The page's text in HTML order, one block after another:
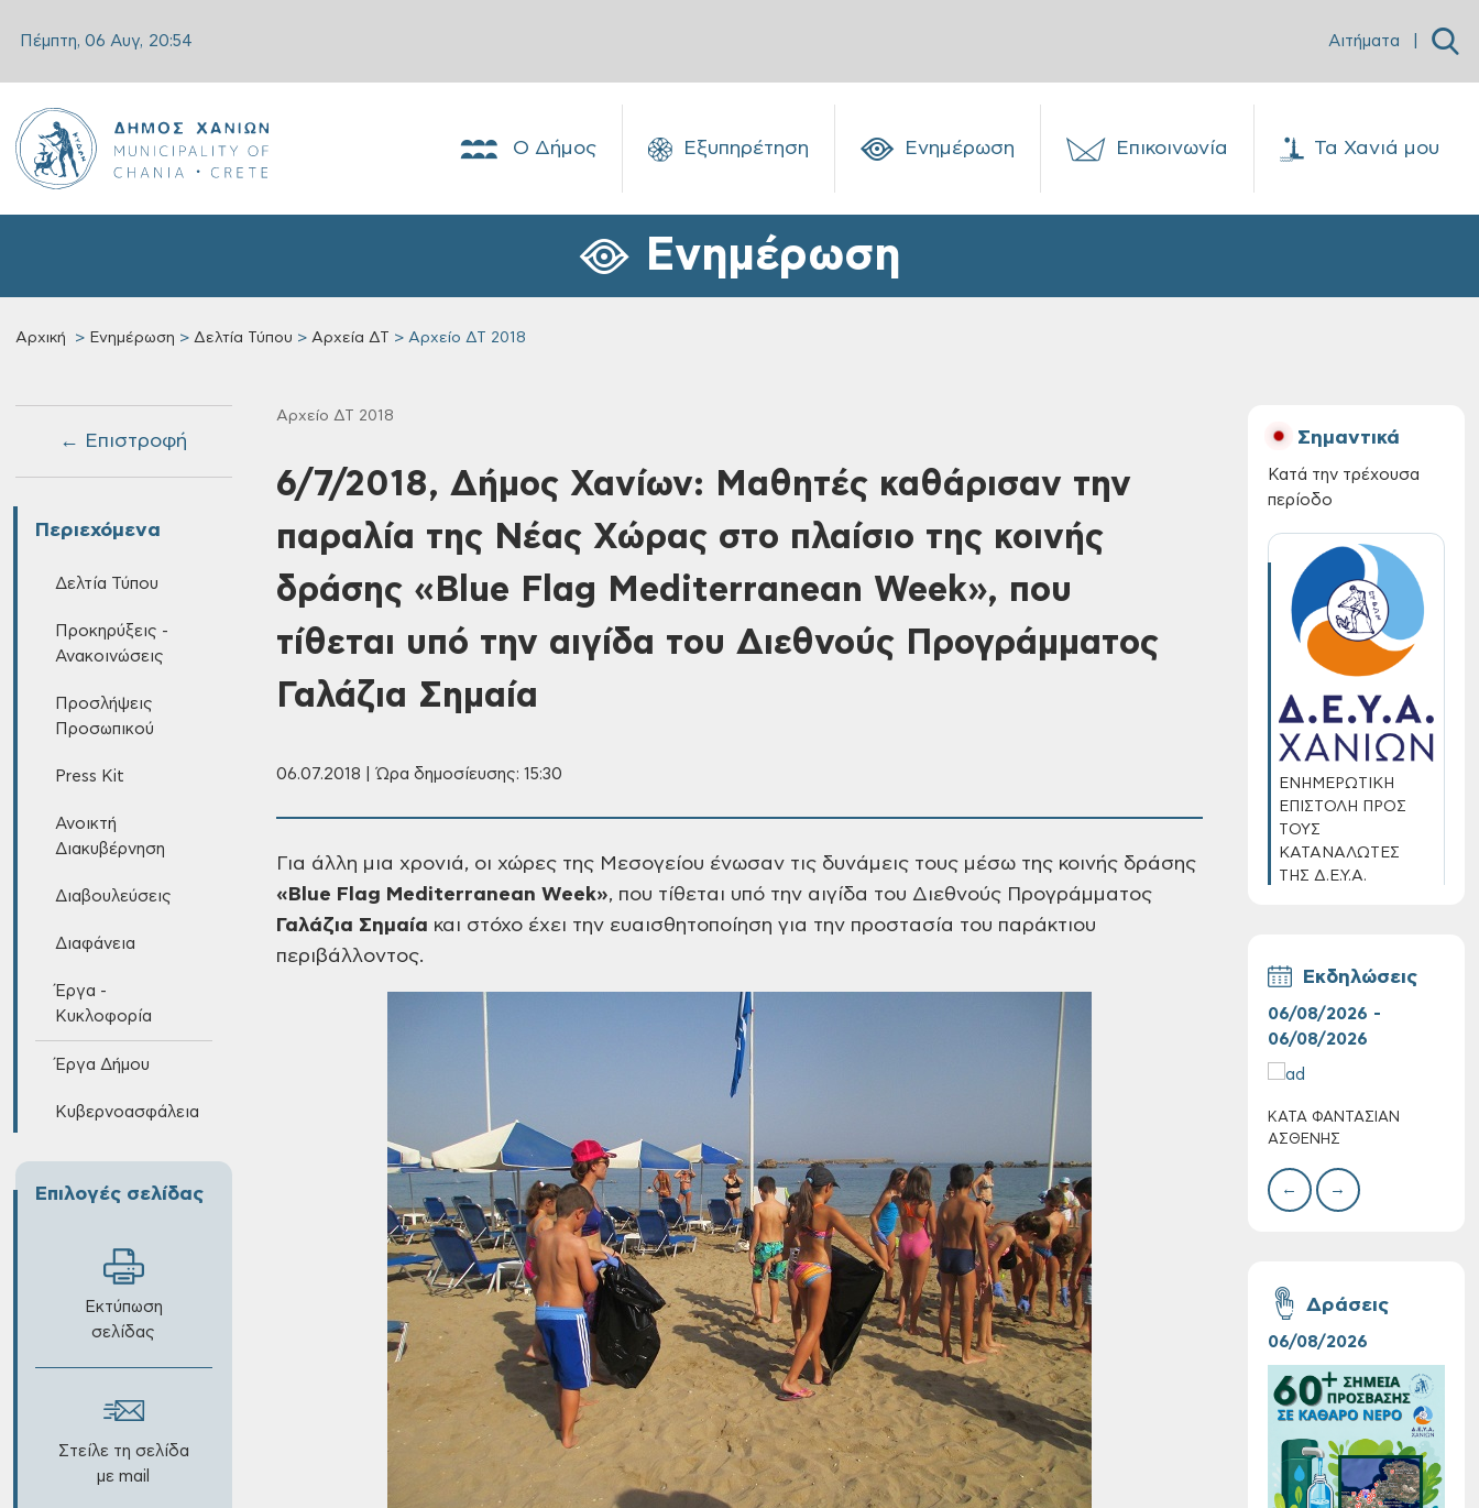
Πέμπτη, 06 Αυγ, 20:54 Αιτήματα
Ο Δήμος Εξυπηρέτηση Ενημέρωση Επικοινωνία Τα Χανιά μου
Ενημέρωση
Αρχική Ενημέρωση Δελτία Τύπου Αρχεία ΔΤ Αρχείο ΔΤ 2018
← Επιστροφή
Περιεχόμενα
Δελτία Τύπου
Προκηρύξεις -
Ανακοινώσεις
Προσλήψεις
Προσωπικού
Press Kit
Ανοικτή
Διακυβέρνηση
Διαβουλεύσεις
Διαφάνεια
Έργα -
Κυκλοφορία
Έργα Δήμου
Κυβερνοασφάλεια
Επιλογές σελίδας
Εκτύπωση
σελίδας
Στείλε τη σελίδα
με mail
Αρχείο ΔΤ 2018
6/7/2018, Δήμος Χανίων: Μαθητές καθάρισαν την
παραλία της Νέας Χώρας στο πλαίσιο της κοινής
δράσης «Blue Flag Mediterranean Week», που
τίθεται υπό την αιγίδα του Διεθνούς Προγράμματος
Γαλάζια Σημαία
06.07.2018 | Ώρα δημοσίευσης: 15:30
Για άλλη μια χρονιά, οι χώρες της Μεσογείου ένωσαν τις δυνάμεις τους μέσω της κοινής δράσης
«Blue Flag Mediterranean Week», που τίθεται υπό την αιγίδα του Διεθνούς Προγράμματος
Γαλάζια Σημαία και στόχο έχει την ευαισθητοποίηση για την προστασία του παράκτιου
περιβάλλοντος.
Σημαντικά
Κατά την τρέχουσα
περίοδο
ΕΝΗΜΕΡΩΤΙΚΗ
ΕΠΙΣΤΟΛΗ ΠΡΟΣ
ΤΟΥΣ
ΚΑΤΑΝΑΛΩΤΕΣ
ΤΗΣ Δ.Ε.Υ.Α.
Τακτική συνεδρίαση
Δημοτικής
Επιτροπής στις 10-
08-2026
Επαναλειτουργία
του συστήματος
SeaTrac στην
παραλία του Αγίου
Ονουφρίου
Εκδηλώσεις
06/08/2026 -
06/08/2026
ΚΑΤΑ ΦΑΝΤΑΣΙΑΝ
ΑΣΘΕΝΗΣ
← →
Δράσεις
06/08/2026